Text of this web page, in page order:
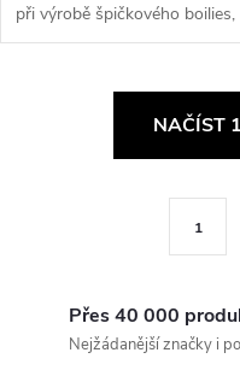
při výrobě špičkového boilies,
ale také jako výtečný doplněk
NAČÍST
1
Přes 40 000
Nejžádanější značky i